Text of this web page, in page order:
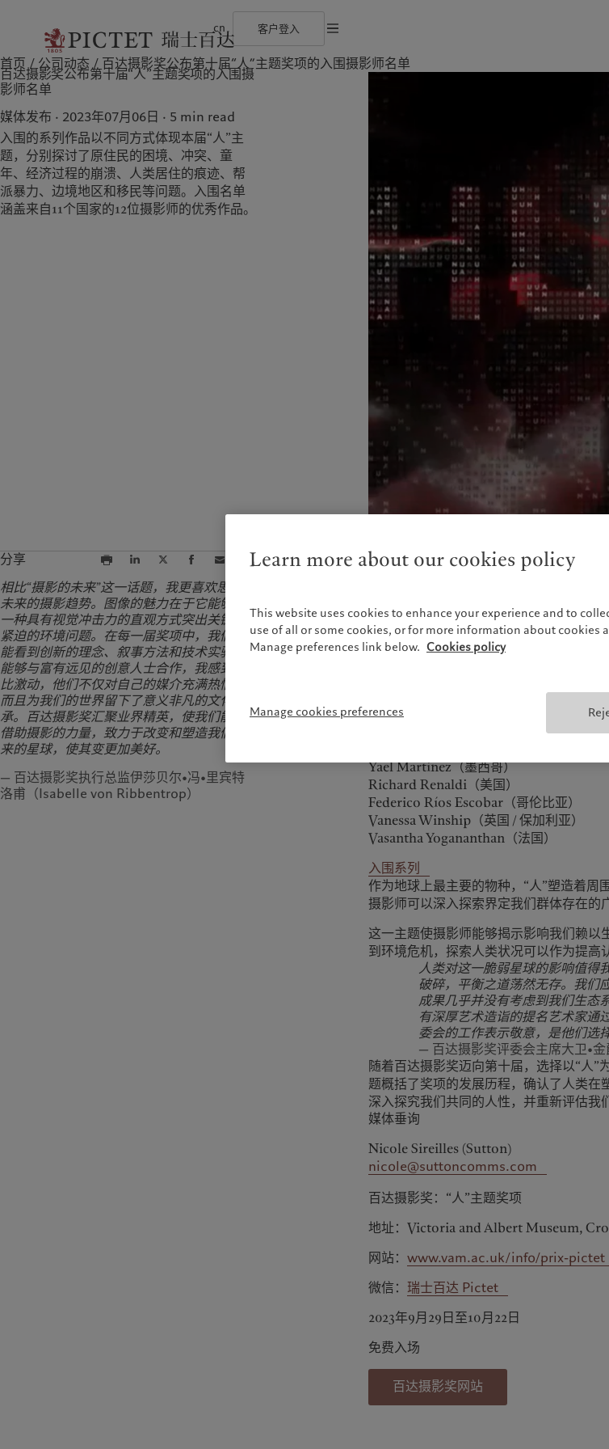
cn 客户登入
瑞士百达集团
瑞士百达集团合伙人
企业评级
奖项
加入我们
多元、平等和包容
瑞士百达罗夏蒙园区
金融中介
机构投资者
最新见解
市场洞察
市场深度解读
负责任的愿景
环保管理
负责任投资
负责任雇主
基金会
Spain
España
France
Italia
|Italy
Luxembourg (fr)|
Luxembourg (en)|
Luxemburg (de)
Monaco (en)
Monaco (fr)
Switzerland
United Kingdom
China
Hong Kong
香港
Taiwan
|台灣
Singapore|
关于我们
瑞士百达集团
服务对象
金融中介
最新见解
市场洞察
市场深度解读
责任担当
负责任的愿
环保管理
负责任投资
负责任雇主
基金会
©2026 瑞士百达集团使用条款法律文件及备注Cookies 政策隐私声明
首页 公司动态 百达摄影奖公布第十届“人”主题奖项的入围摄影师名单
百达摄影奖公布第十届“人”主题奖项的入围摄
影师名单
媒体发布 · 2023年07月06日
5 min read
入围的系列作品以不同方式体现本届“人”主
题，分别探讨了原住民的困境、冲突、童
年、经济过程的崩溃、人类居住的痕迹、帮
派暴力、边境地区和移民等问题。入围名单
涵盖来自11个国家的12位摄影师的优秀作品。
分享
相比“摄影的未来”这一话题，我更喜欢思考
未来的摄影趋势。图像的魅力在于它能够以
一种具有视觉冲击力的直观方式突出关键而
紧迫的环境问题。在每一届奖项中，我们都
能看到创新的理念、叙事方法和技术实验。
能够与富有远见的创意人士合作，我感到无
比激动，他们不仅对自己的媒介充满热情，
而且为我们的世界留下了意义非凡的文化传
承。百达摄影奖汇聚业界精英，使我们能够
借助摄影的力量，致力于改变和塑造我们未
来的星球，使其变更加美好。
— 百达摄影奖执行总监伊莎贝尔•冯•里宾特
洛甫（Isabelle von Ribbentrop）
百达摄影奖隆重宣布12位入围第十届“人”
作为阿尔勒国际摄影节（Les
Antique）举办的晚间放映会上，百达摄
摄影师名单：
Hoda Afshar（伊朗）
Gera Artemova（乌克兰）
Alessandro Cinque（意大利 / 秘鲁）
Siân Davey（英国）
Yael Martínez（墨西哥）
Richard Renaldi（美国）
Federico Ríos Escobar（哥伦比亚）
Vanessa Winship（英国 / 保加利亚）
Vasantha Yogananthan（法国）
入围系列
作为地球上最主要的物种，“人”塑造着周
摄影师可以深入探索界定我们群体存在的
这一主题使摄影师能够揭示影响我们赖
到环境危机，探索人类状况可以作为提高
人类对这一脆弱星球的影响值得
破碎，平衡之道荡然无存。我们
成果几乎并没有考虑到我们生态
有深厚艺术造诣的提名艺术家通
委会的工作表示敬意，是他们选
— 百达摄影奖评委会主席大卫•
随着百达摄影奖迈向第十届，选择以“人
题概括了奖项的发展历程，确认了人类
深入探究我们共同的人性，并重新评估我
媒体垂询
Nicole Sireilles (Sutton)
nicole@suttoncomms.com
百达摄影奖：“人”主题奖项
地址：Victoria and Albert Museum,
网站：www.vam.ac.uk/info/prix-pictet
微信：瑞士百达 Pictet
2023年9月29日至10月22日
免费入场
百达摄影奖网站
Learn more about our cookies policy
This website uses cookies to enhance your experience and to
use of all or some cookies, or for more information about cookies
Manage preferences link below. Cookies policy
Manage cookies preferences